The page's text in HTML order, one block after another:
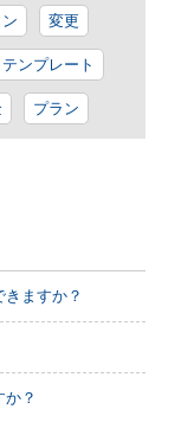
変更
テンプレート
プラン
ますか？
？